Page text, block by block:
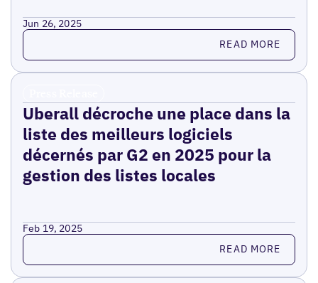
Jun 26, 2025
Read more READ MORE
Uberall décroche une place dans la
liste des meilleurs logiciels
décernés par G2 en 2025 pour la
gestion des listes locales
Feb 19, 2025
Read more READ MORE